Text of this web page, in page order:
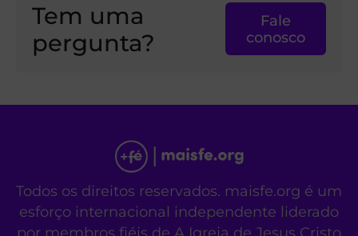
Tem uma
pergunta?
Fale
conosco
Todos os direitos reservados. maisfe.org é um
esforço internacional independente liderado